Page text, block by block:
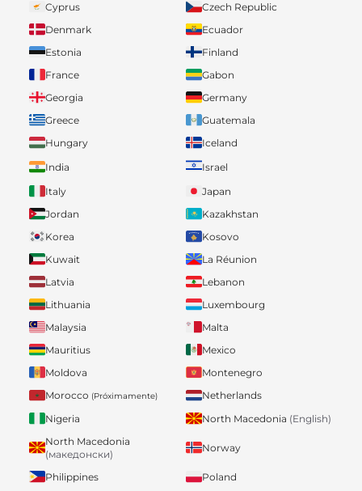
Cyprus
Czech Republic
Denmark
Ecuador
Estonia
Finland
France
Gabon
Georgia
Germany
Greece
Guatemala
Hungary
Iceland
India
Israel
Italy
Japan
Jordan
Kazakhstan
Korea
Kosovo
Kuwait
La Réunion
Latvia
Lebanon
Lithuania
Luxembourg
Malaysia
Malta
Mauritius
Mexico
Moldova
Montenegro
Morocco (Próximamente)
Netherlands
Nigeria
North Macedonia (English)
North Macedonia
(македонски)
Norway
Philippines
Poland